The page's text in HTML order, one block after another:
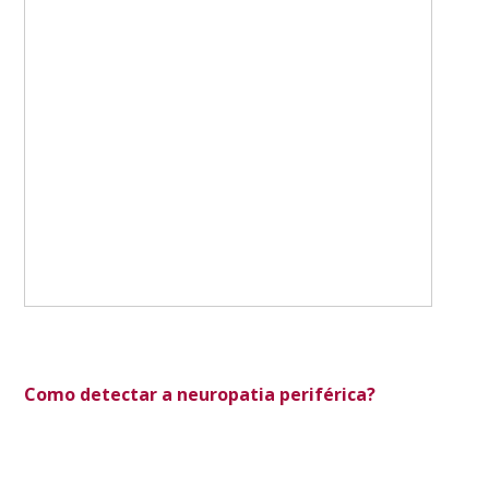
Como detectar a neuropatia periférica?